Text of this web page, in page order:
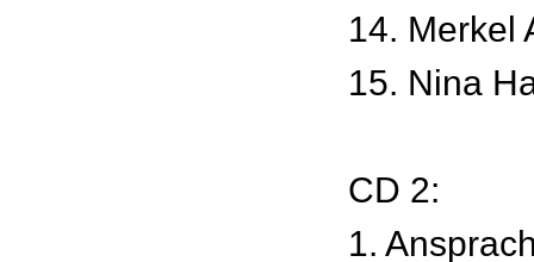
14. Merkel
15. Nina
CD 2:
1.